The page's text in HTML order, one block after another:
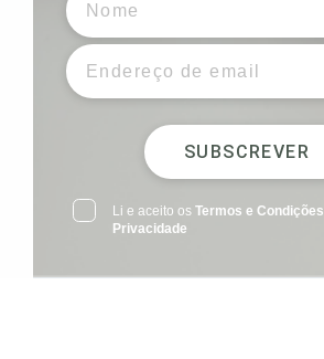
SUBSCREVER
Li e aceito os Termos e Condições
Privacidade